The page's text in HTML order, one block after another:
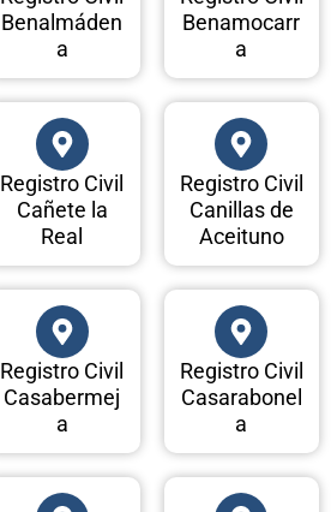
Benalmáden
a
Benamocarr
a
Registro Civil
Cañete la
Real
Registro Civil
Canillas de
Aceituno
Registro Civil
Casabermej
a
Registro Civil
Casarabonel
a